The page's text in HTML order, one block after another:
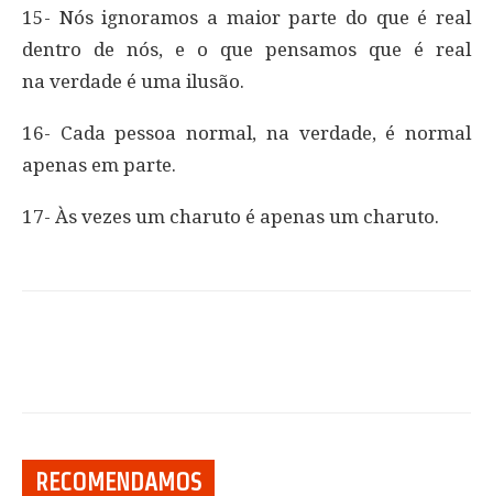
15- Nós ignoramos a maior parte do que é real
dentro de nós, e o que pensamos que é real
na verdade é uma ilusão.
16- Cada pessoa normal, na verdade, é normal
apenas em parte.
17- Às vezes um charuto é apenas um charuto.
RECOMENDAMOS